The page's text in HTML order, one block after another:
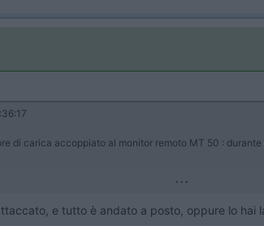
di carica accoppiato al monitor remoto MT 50 :
...
e tutto è andato a posto, oppure lo